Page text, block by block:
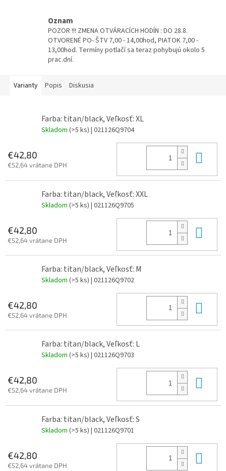
Oznam
POZOR !!! ZMENA OTVÁRACÍCH HODÍN : DO 28.8.
OTVORENÉ PO- ŠTV 7,00 - 14,00hod, PIATOK 7,00 -
13,00hod. Termíny potlačí sa teraz pohybujú okolo 5
prac.dní.
Varianty Popis Diskusia
Farba: titan/black, Veľkosť: XL
Skladom (>5 ks) | 021126Q9704
€42,80
€52,64 vrátane DPH
Farba: titan/black, Veľkosť: XXL
Skladom (>5 ks) | 021126Q9705
€42,80
€52,64 vrátane DPH
Farba: titan/black, Veľkosť: M
Skladom (>5 ks) | 021126Q9702
€42,80
€52,64 vrátane DPH
Farba: titan/black, Veľkosť: L
Skladom (>5 ks) | 021126Q9703
€42,80
€52,64 vrátane DPH
Farba: titan/black, Veľkosť: S
Skladom (>5 ks) | 021126Q9701
€42,80
€52,64 vrátane DPH